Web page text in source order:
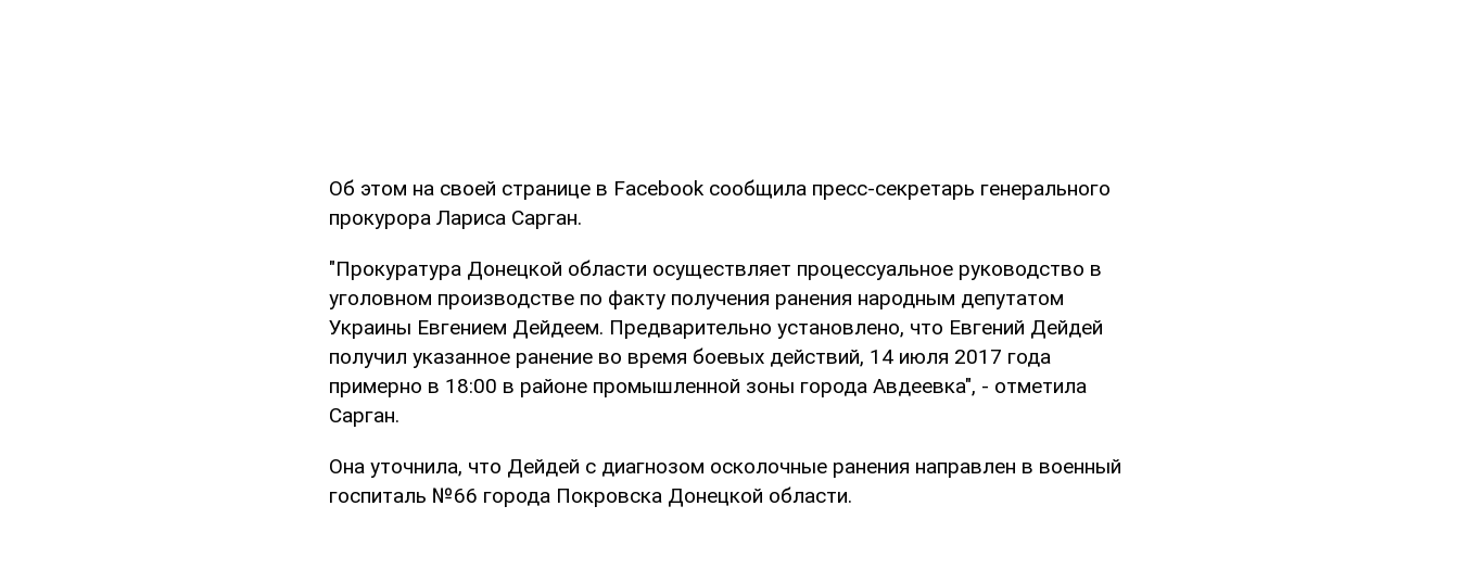
Об этом на своей странице в Facebook сообщила пресс-секретарь генерального
прокурора Лариса Сарган.
"Прокуратура Донецкой области осуществляет процессуальное руководство в
уголовном производстве по факту получения ранения народным депутатом
Украины Евгением Дейдеем. Предварительно установлено, что Евгений Дейдей
получил указанное ранение во время боевых действий, 14 июля 2017 года
примерно в 18:00 в районе промышленной зоны города Авдеевка", - отметила
Сарган.
Она уточнила, что Дейдей с диагнозом осколочные ранения направлен в военный
госпиталь №66 города Покровска Донецкой области.